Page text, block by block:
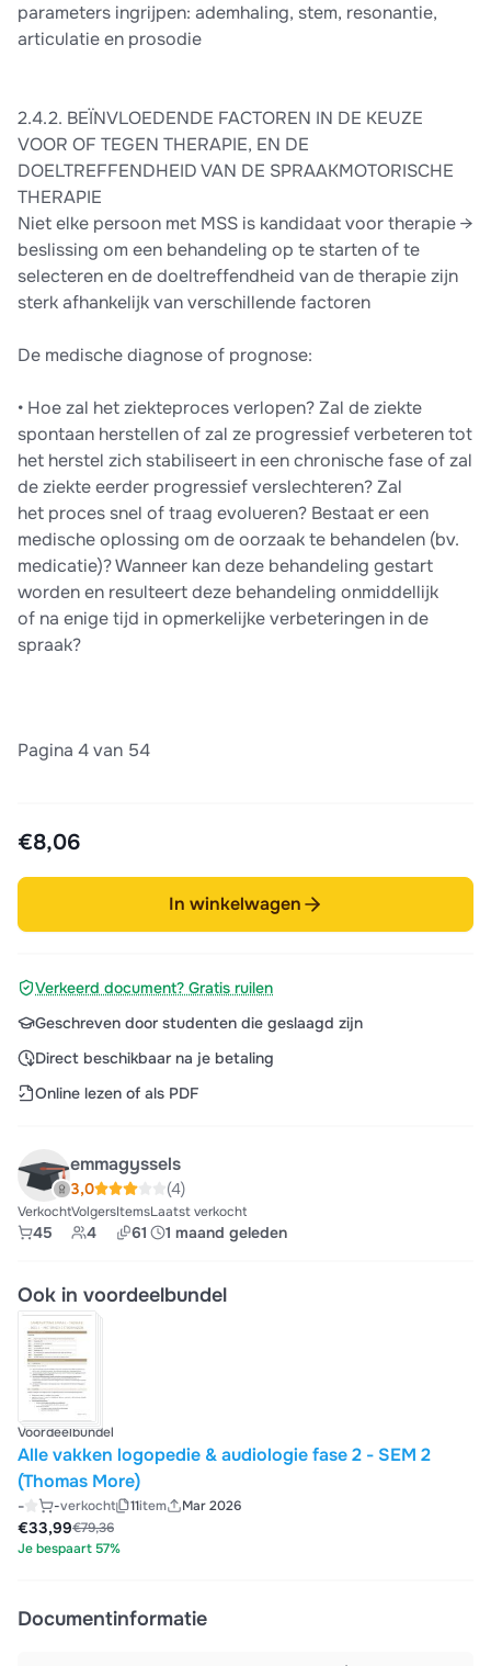
parameters ingrijpen: ademhaling, stem, resonantie,
articulatie en prosodie
2.4.2. BEÏNVLOEDENDE FACTOREN IN DE KEUZE
VOOR OF TEGEN THERAPIE, EN DE
DOELTREFFENDHEID VAN DE SPRAAKMOTORISCHE
THERAPIE
Niet elke persoon met MSS is kandidaat voor therapie →
beslissing om een behandeling op te starten of te
selecteren en de doeltreffendheid van de therapie zijn
sterk afhankelijk van verschillende factoren
De medische diagnose of prognose:
• Hoe zal het ziekteproces verlopen? Zal de ziekte
spontaan herstellen of zal ze progressief verbeteren tot
het herstel zich stabiliseert in een chronische fase of zal
de ziekte eerder progressief verslechteren? Zal
het proces snel of traag evolueren? Bestaat er een
medische oplossing om de oorzaak te behandelen (bv.
medicatie)? Wanneer kan deze behandeling gestart
worden en resulteert deze behandeling onmiddellijk
of na enige tijd in opmerkelijke verbeteringen in de
spraak?
Pagina 4 van 54
€8,06
In winkelwagen
Verkeerd document? Gratis ruilen
Geschreven door studenten die geslaagd zijn
Direct beschikbaar na je betaling
Online lezen of als PDF
emmagyssels
3,0 (4)
Verkocht
45
Volgers
4
Items
61
Laatst verkocht
1 maand geleden
Ook in voordeelbundel
Voordeelbundel
Alle vakken logopedie & audiologie fase 2 - SEM 2
(Thomas More)
- -verkocht 11item
Mar 2026
€79,36
€33,99
Je bespaart 57%
Documentinformatie